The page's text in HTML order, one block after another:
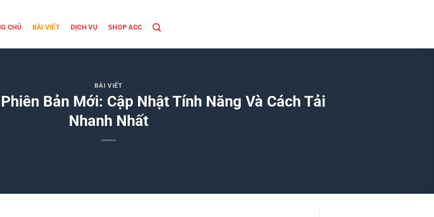
CHỦ BÀI VIẾT DỊCH VỤ SHOP ACC
BÀI VIẾT
Bản Mới: Cập Nhật Tính Năng Và Cách Tải
Nhanh Nhất